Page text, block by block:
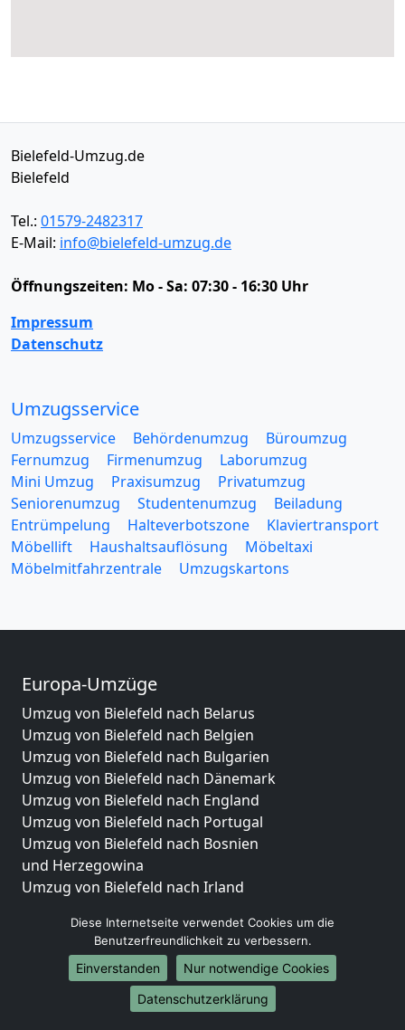
Bielefeld-Umzug.de
Bielefeld
Tel.: 01579-2482317
E-Mail: info@bielefeld-umzug.de
Öffnungszeiten: Mo - Sa: 07:30 - 16:30 Uhr
Impressum
Datenschutz
Umzugsservice
Umzugsservice Behördenumzug
Büroumzug
Fernumzug
Firmenumzug
Laborumzug
Mini Umzug
Praxisumzug
Privatumzug
Seniorenumzug
Studentenumzug
Beiladung
Entrümpelung
Halteverbotszone
Klaviertransport
Möbellift
Haushaltsauflösung
Möbeltaxi
Möbelmitfahrzentrale
Umzugskartons
Europa-Umzüge
Umzug von Bielefeld nach Belarus
Umzug von Bielefeld nach Belgien
Umzug von Bielefeld nach Bulgarien
Umzug von Bielefeld nach Dänemark
Umzug von Bielefeld nach England
Umzug von Bielefeld nach Portugal
Umzug von Bielefeld nach Bosnien
und Herzegowina
Umzug von Bielefeld nach Irland
Umzug von Bielefeld nach Zypern
Umzug von Bielefeld nach Kroatien
Umzug von Bielefeld nach Estland
Umzug von Bielefeld nach Finnland
Umzug von Bielefeld nach Frankreich
Diese Internetseite verwendet Cookies um die
Benutzerfreundlichkeit zu verbessern.
Einverstanden
Nur notwendige Cookies
Datenschutzerklärung